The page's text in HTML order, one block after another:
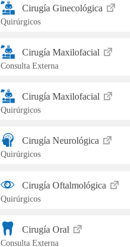
Cirugía Ginecológica
Quirúrgicos
Cirugía Maxilofacial
Consulta Externa
Cirugía Maxilofacial
Quirúrgicos
Cirugía Neurológica
Quirúrgicos
Cirugía Oftalmológica
Quirúrgicos
Cirugía Oral
Consulta Externa